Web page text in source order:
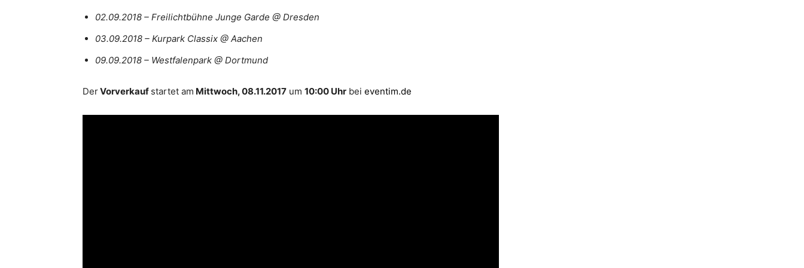
02.09.2018 – Freilichtbühne Junge Garde @ Dresden
03.09.2018 – Kurpark Classix @ Aachen
09.09.2018 – Westfalenpark @ Dortmund
DerVorverkauf startet am Mittwoch, 08.11.2017 um 10:00 Uhr bei eventim.de